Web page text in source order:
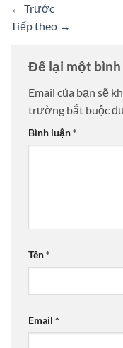
← Trước
Tiếp theo →
Để lại một bình
Email của bạn sẽ
trường bắt buộc
Bình luận*
Tên*
Email *